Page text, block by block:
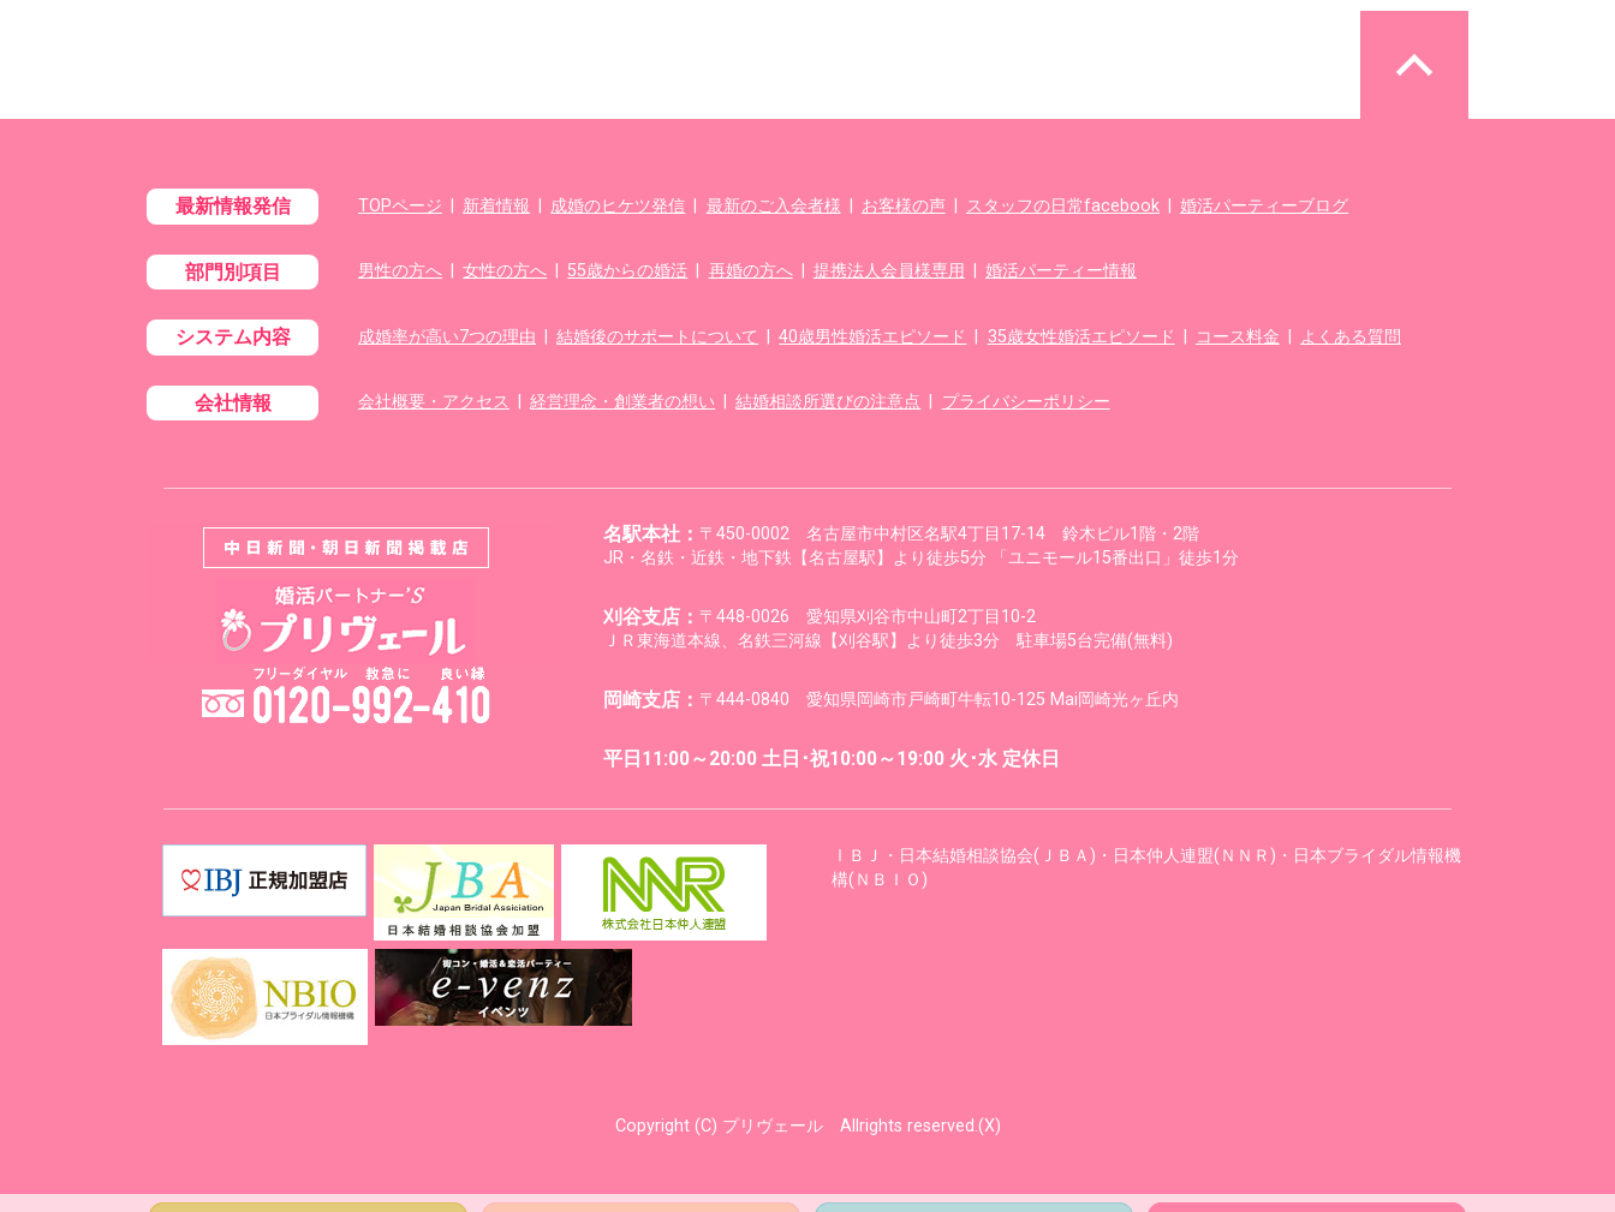
最新情報発信 TOPページ 新着情報 成婚のヒケツ発信 最新のご入会者様 お客様の声| スタッフの日常facebook 婚活パーティーブログ
部門別項目 男性の方へ 女性の方へ 55歳からの婚活 再婚の方へ| 提携法人会員様専用 婚活パーティー情報
システム内容 成婚率が高い7つの理由 結婚後のサポートについて 40歳男性婚活エピソード 35歳女性婚活エピソード コース料金 よくある質問
会社情報 会社概要・アクセス 経営理念・創業者の想い 結婚相談所選びの注意点 プライバシーポリシー
名駅本社： 〒450-0002 名古屋市中村区名駅4丁目17-14 鈴木ビル1階・2階
JR・名鉄・近鉄・地下鉄【名古屋駅】より徒歩5分 「ユニモール15番出口」徒歩1分
刈谷支店： 〒448-0026 愛知県刈谷市中山町2丁目10-2
ＪＲ東海道本線、名鉄三河線【刈谷駅】より徒歩3分 駐車場5台完備(無料)
岡崎支店： 〒444-0840 愛知県岡崎市戸崎町牛転10-125 Mai岡崎光ヶ丘内
平日11:00～20:00 土日･祝10:00～19:00 火･水 定休日
ⅠＢＪ・日本結婚相談協会(ＪＢＡ)・日本仲人連盟(ＮＮＲ)・日本ブライダル情報機
構(ＮＢＩＯ)
Copyright (C) プリヴェール Allrights reserved.(X)